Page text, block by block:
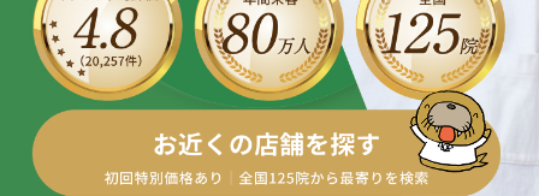
骨盤の傾き・歪み
坐骨神経痛
関東
池袋エリア（3院）
新宿エリア（3院）
高田馬場エリア（2院）
研究・論文
医師・専門家からの推薦
メディア・実績
OUR CONCEPT
とらわれないカラダを。